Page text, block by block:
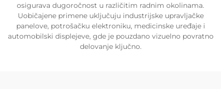
osigurava dugoročnost u različitim radnim okolinama.
Uobičajene primene uključuju industrijske upravljačke
panelove, potrošačku elektroniku, medicinske uređaje i
automobilski displejeve, gde je pouzdano vizuelno povratno
delovanje ključno.